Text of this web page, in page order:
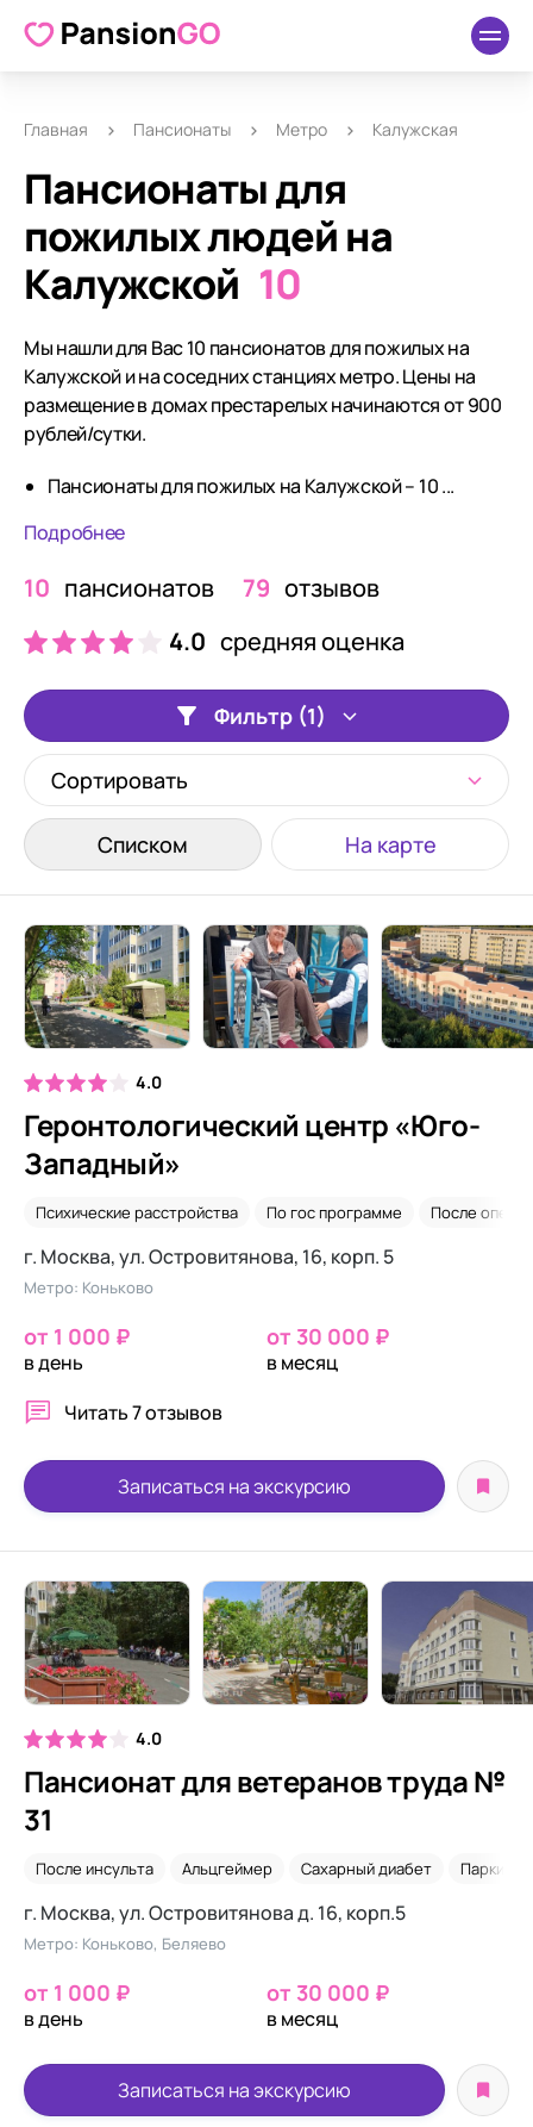
Главная Пансионаты Метро Калужская
Пансионаты для
пожилых людей на
Калужской 10
Мы нашли для Вас 10 пансионатов для пожилых на
Калужской и на соседних станциях метро. Цены на
размещение в домах престарелых начинаются от 900
рублей/сутки.
Пансионаты для пожилых на Калужской – 10 ...
Подробнее
10 пансионатов 79 отзывов
4.0 средняя оценка
Фильтр (1)
Сортировать
Списком На карте
4.0
Геронтологический центр «Юго-
Западный»
Психические расстройства По гос программе После
г. Москва, ул. Островитянова, 16, корп. 5
Метро: Коньково
от 1 000 ₽
в день
от 30 000 ₽
в месяц
Читать7 отзывов
Записаться на экскурсию
4.0
Пансионат для ветеранов труда №
31
После инсульта Альцгеймер Сахарный диабет
г. Москва, ул. Островитянова д. 16, корп.5
Метро: Коньково, Беляево
от 1 000 ₽
в день
от 30 000 ₽
в месяц
Записаться на экскурсию